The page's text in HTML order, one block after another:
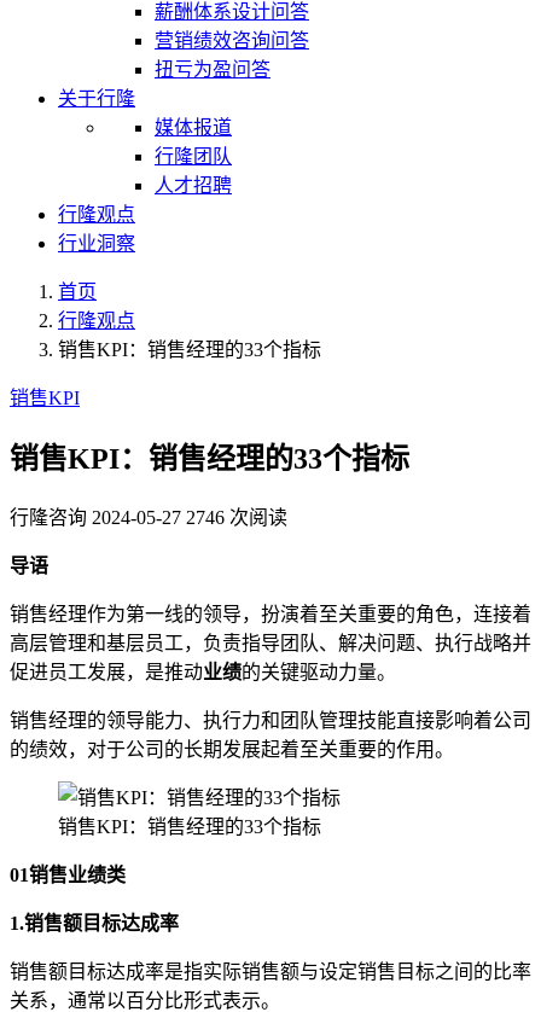
薪酬体系设计问答
营销绩效咨询问答
扭亏为盈问答
关于行隆
媒体报道
行隆团队
人才招聘
行隆观点
行业洞察
首页
行隆观点
销售KPI：销售经理的33个指标
销售KPI
销售KPI：销售经理的33个指标
行隆咨询 2024-05-27 2746 次阅读
导语
销售经理作为第一线的领导，扮演着至关重要的角色，连接着
高层管理和基层员工，负责指导团队、解决问题、执行战略并
促进员工发展，是推动业绩的关键驱动力量。
销售经理的领导能力、执行力和团队管理技能直接影响着公司
的绩效，对于公司的长期发展起着至关重要的作用。
销售KPI：销售经理的33个指标
01销售业绩类
1.销售额目标达成率
销售额目标达成率是指实际销售额与设定销售目标之间的比率
关系，通常以百分比形式表示。